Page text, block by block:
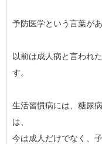
予防医学という言葉があ
以前は成人病と言われ
す。
生活習慣病には、糖尿
は、
今は成人だけでなく、